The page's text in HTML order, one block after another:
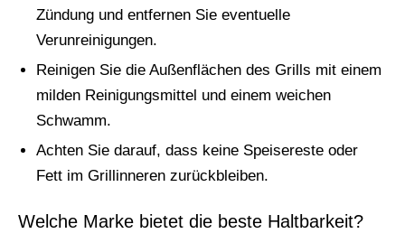
Zündung und entfernen Sie eventuelle
Verunreinigungen.
Reinigen Sie die Außenflächen des Grills mit einem
milden Reinigungsmittel und einem weichen
Schwamm.
Achten Sie darauf, dass keine Speisereste oder
Fett im Grillinneren zurückbleiben.
Welche Marke bietet die beste Haltbarkeit?